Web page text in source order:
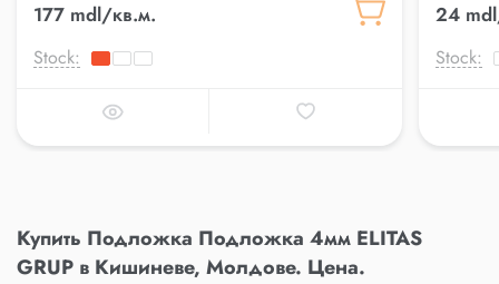
177 mdl/кв.м.
Stock:
24
Stock:
Купить Подложка Подложка 4мм ELITAS
GRUP в Кишиневе, Молдове. Цена.